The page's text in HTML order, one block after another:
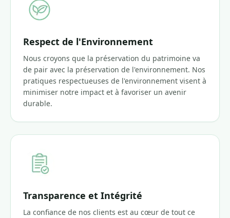
Respect de l'Environnement
Nous croyons que la préservation du patrimoine va
de pair avec la préservation de l'environnement. Nos
pratiques respectueuses de l'environnement visent à
minimiser notre impact et à favoriser un avenir
durable.
Transparence et Intégrité
La confiance de nos clients est au cœur de tout ce